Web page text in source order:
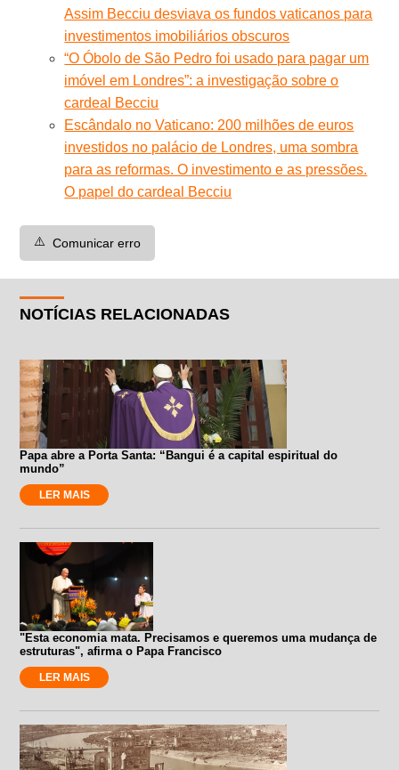
Assim Becciu desviava os fundos vaticanos para
investimentos imobiliários obscuros
“O Óbolo de São Pedro foi usado para pagar um
imóvel em Londres”: a investigação sobre o
cardeal Becciu
Escândalo no Vaticano: 200 milhões de euros
investidos no palácio de Londres, uma sombra
para as reformas. O investimento e as pressões.
O papel do cardeal Becciu
⚠️ Comunicar erro
NOTÍCIAS RELACIONADAS
Papa abre a Porta Santa: “Bangui é a capital espiritual do
mundo”
LER MAIS
"Esta economia mata. Precisamos e queremos uma mudança de
estruturas", afirma o Papa Francisco
LER MAIS